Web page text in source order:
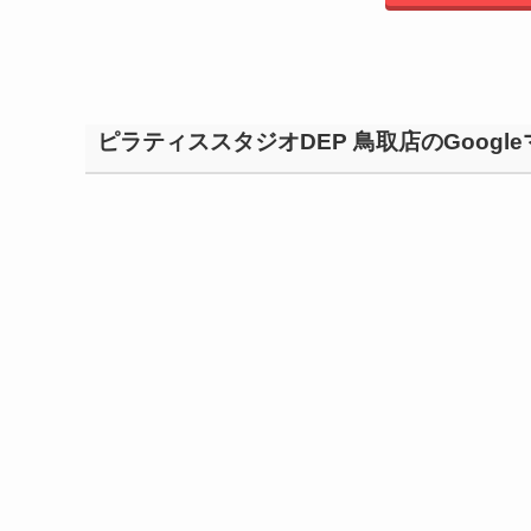
ピラティススタジオDEP 鳥取店のGoogle